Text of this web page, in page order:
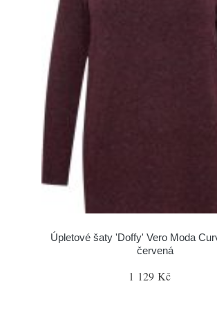
Úpletové šaty 'Doffy' Vero Moda
červená
1 129 Kč